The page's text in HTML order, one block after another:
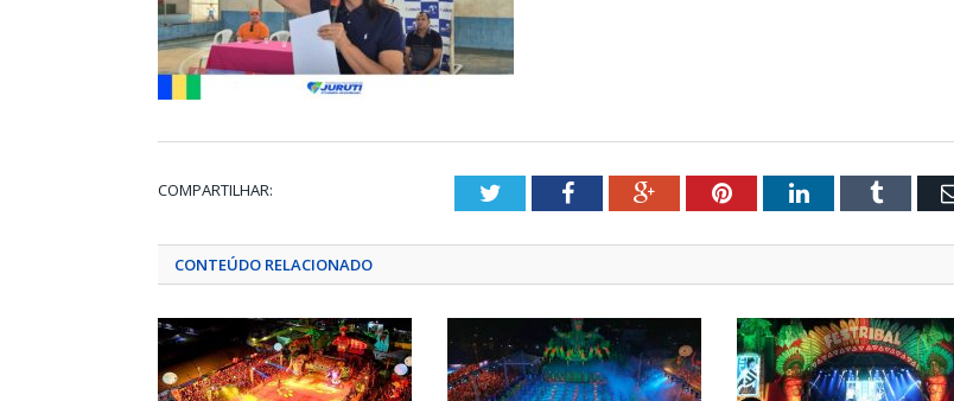
COMPARTILHAR: TwitterFacebookGoogle+PinterestLinkedInTumblr
CONTEÚDO RELACIONADO